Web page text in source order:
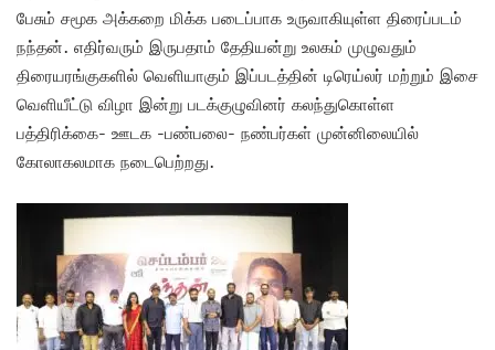
பேசும் சமூக அக்கறை மிக்க படைப்பாக உருவாகியுள்ள திரைப்படம்
நந்தன். எதிர்வரும் இருபதாம் தேதியன்று உலகம் முழுவதும்
திரையரங்குகளில் வெளியாகும் இப்படத்தின் டிரெய்லர் மற்றும் இசை
வெளியீட்டு விழா இன்று படக்குழுவினர் கலந்துகொள்ள
பத்திரிக்கை- ஊடக -பண்பலை- நண்பர்கள் முன்னிலையில்
கோலாகலமாக நடைபெற்றது.